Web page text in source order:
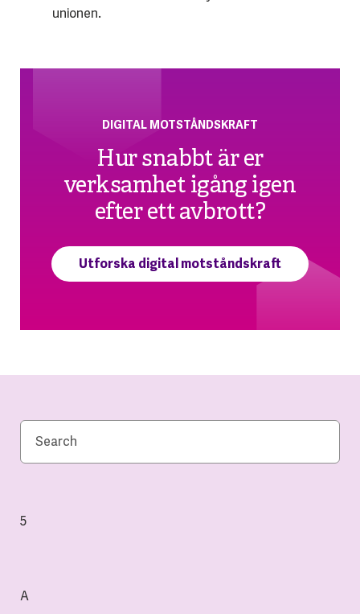
unionen.
DIGITAL MOTSTÅNDSKRAFT
Hur snabbt är er
verksamhet igång igen
efter ett avbrott?
Utforska digital motståndskraft
5
A